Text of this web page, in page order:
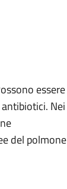
essere
Nei
del polmone